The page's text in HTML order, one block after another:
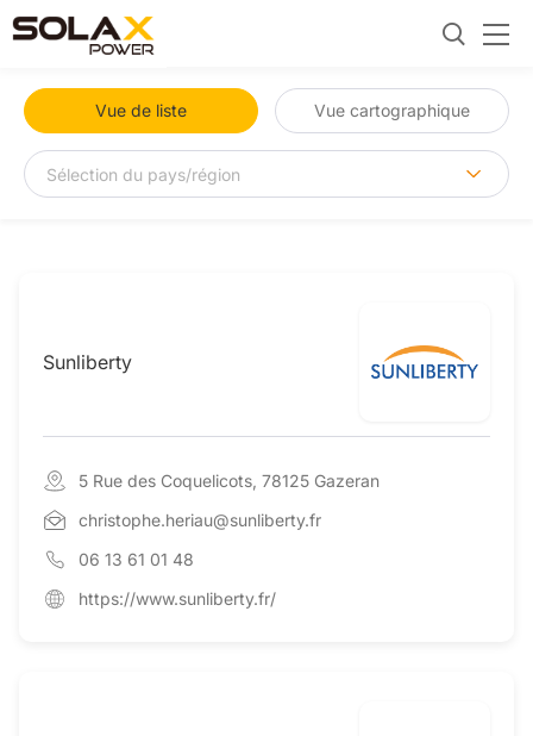
Vue de liste Vue cartographique
Sunliberty
5 Rue des Coquelicots, 78125 Gazeran
christophe.heriau@sunliberty.fr
06 13 61 01 48
https://www.sunliberty.fr/